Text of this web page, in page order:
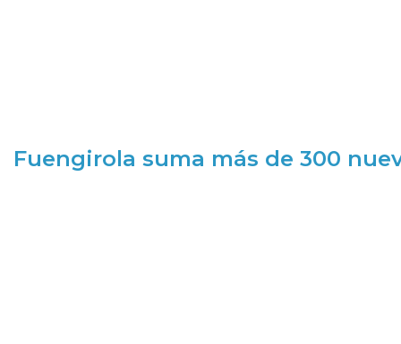
Fuengirola suma más de 300